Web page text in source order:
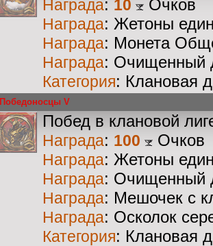
Награда: 10 Очков
Награда: Жетоны
Награда: Монета
Награда: Очищенный
Категория: Клановая
Победоносцы V
Побед в клановой
Награда: 100 Очков
Награда: Жетоны
Награда: Очищенный
Награда: Мешочек с
Награда: Осколок
Категория: Клановая